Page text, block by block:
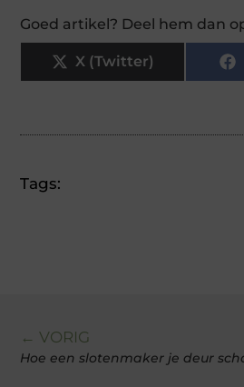
Goed artikel? Deel hem dan
X (Twitter)
Tags:
← VORIG
Hoe een slotenmaker je deur